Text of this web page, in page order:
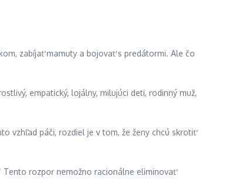
zabíjať mamuty a bojovať s predátormi. Ale čo
empatický, lojálny, milujúci deti, rodinný muž,
vzhľad páči, rozdiel je v tom, že ženy chcú skrotiť
Tento rozpor nemožno racionálne eliminovať